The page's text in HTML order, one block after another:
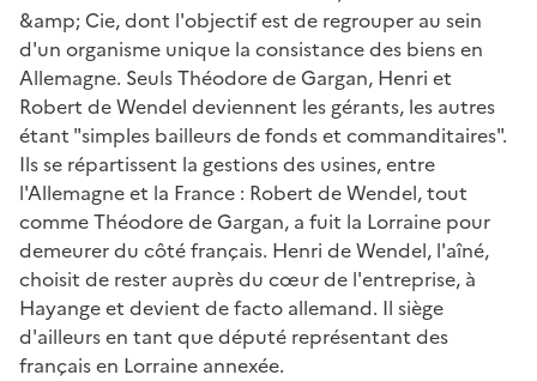
&amp; Cie, dont l'objectif est de regrouper au sein
d'un organisme unique la consistance des biens en
Allemagne. Seuls Théodore de Gargan, Henri et
Robert de Wendel deviennent les gérants, les autres
étant "simples bailleurs de fonds et commanditaires".
Ils se répartissent la gestions des usines, entre
l'Allemagne et la France : Robert de Wendel, tout
comme Théodore de Gargan, a fuit la Lorraine pour
demeurer du côté français. Henri de Wendel, l'aîné,
choisit de rester auprès du cœur de l'entreprise, à
Hayange et devient de facto allemand. Il siège
d'ailleurs en tant que député représentant des
français en Lorraine annexée.